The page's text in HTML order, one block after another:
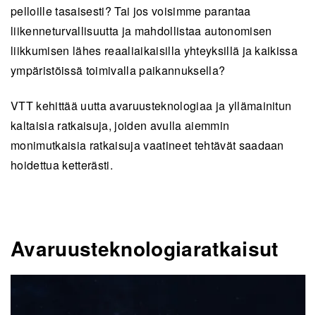
pelloille tasaisesti? Tai jos voisimme parantaa
liikenneturvallisuutta ja mahdollistaa autonomisen
liikkumisen lähes reaaliaikaisilla yhteyksillä ja kaikissa
ympäristöissä toimivalla paikannuksella?
VTT kehittää uutta avaruusteknologiaa ja yllämainitun
kaltaisia ratkaisuja, joiden avulla aiemmin
monimutkaisia ratkaisuja vaatineet tehtävät saadaan
hoidettua ketterästi.
Avaruusteknologiaratkaisut